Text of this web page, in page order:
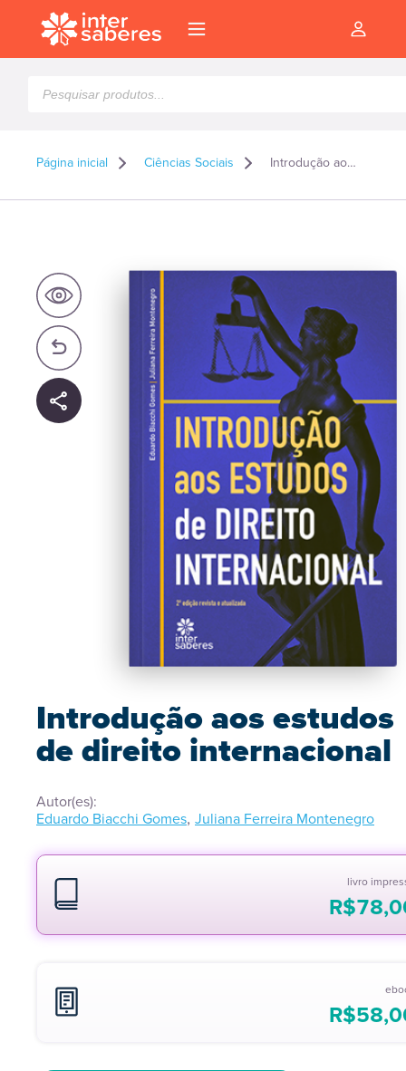
produtos
Página inicial Ciências Sociais Introdução aos estudos de direito internacional
Introdução aos estudos
de direito internacional
Autor(es):
Eduardo Biacchi Gomes, Juliana Ferreira Montenegro
livro
R$
R$